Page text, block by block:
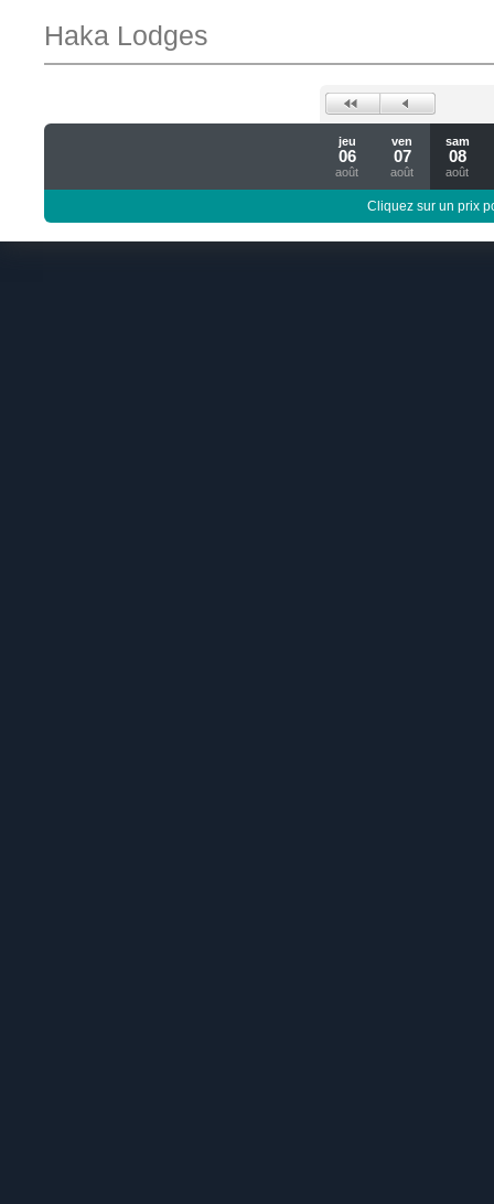
Haka Lodges
jeu
06
août
ven
07
août
sam
08
août
Cliquez sur un prix